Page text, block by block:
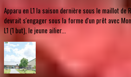
Apparu en L1 la saison dernière sous le maillot de
devrait s'engager sous la forme d'un prêt avec
L1 (1 but), le jeune ailier...